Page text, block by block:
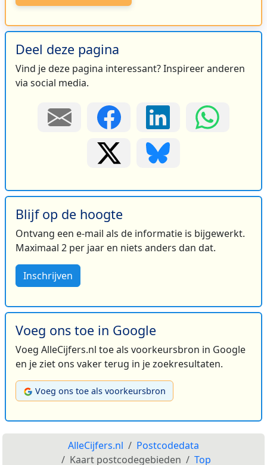
Deel deze pagina
Vind je deze pagina interessant? Inspireer anderen
via social media.
Blijf op de hoogte
Ontvang een e-mail als de informatie is bijgewerkt.
Maximaal 2 per jaar en niets anders dan dat.
Inschrijven
Voeg ons toe in Google
Voeg AlleCijfers.nl toe als voorkeursbron in Google
en je ziet ons vaker terug in je zoekresultaten.
Voeg ons toe als voorkeursbron
AlleCijfers.nl
Postcodedata
Kaart postcodegebieden
Top